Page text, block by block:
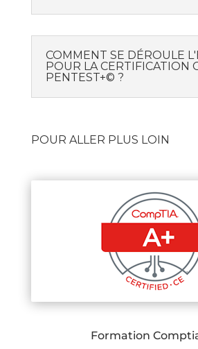
COMMENT SE DÉROULE
POUR LA CERTIFICATION
PENTEST+© ?
POUR ALLER PLUS LOIN
Formation